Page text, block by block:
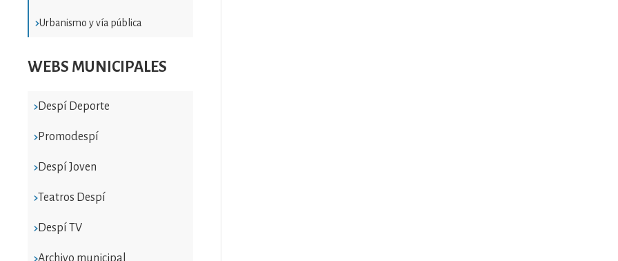
Urbanismo y vía pública
WEBS MUNICIPALES
Despí Deporte
Promodespí
Despí Joven
Teatros Despí
Despí TV
Archivo municipal